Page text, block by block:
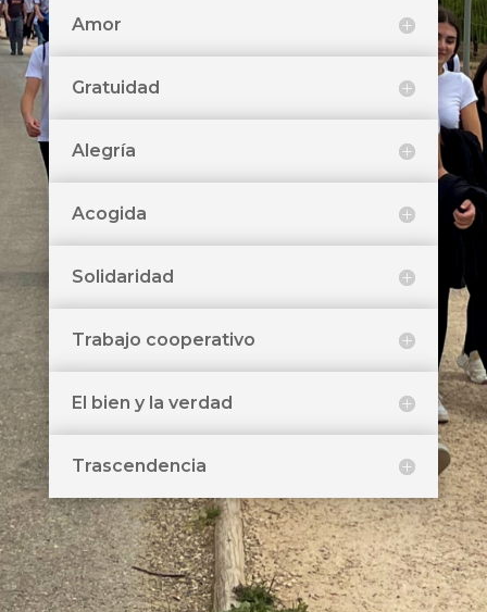
Amor
Gratuidad
Alegría
Acogida
Solidaridad
Trabajo cooperativo
El bien y la verdad
Trascendencia